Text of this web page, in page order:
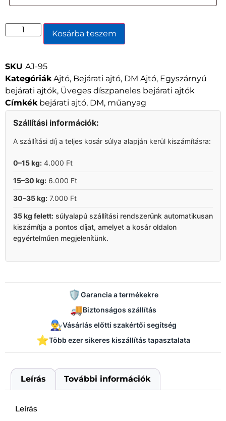
Kosárba teszem
SKU AJ-95
Kategóriák Ajtó, Bejárati ajtó, DM Ajtó, Egyszárnyú
bejárati ajtók, Üveges díszpaneles bejárati ajtók
Címkék bejárati ajtó, DM, műanyag
Szállítási információk:
A szállítási díj a teljes kosár súlya alapján kerül kiszámításra:
0–15 kg: 4.000 Ft
15–30 kg: 6.000 Ft
30–35 kg: 7.000 Ft
35 kg felett: súlyalapú szállítási rendszerünk automatikusan
kiszámítja a pontos díjat, amelyet a kosár oldalon
egyértelműen megjelenítünk.
🛡️Garancia a termékekre
🚚Biztonságos szállítás
👨‍🔧Vásárlás előtti szakértői segítség
⭐Több ezer sikeres kiszállítás tapasztalata
Leírás További információk
Leírás